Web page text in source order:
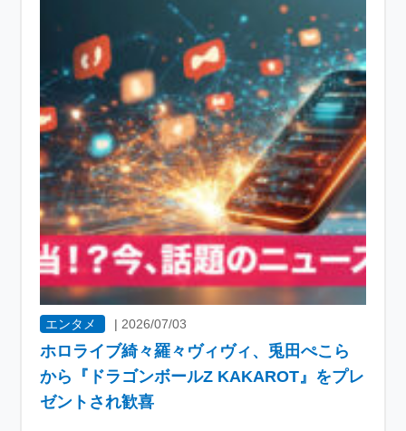
エンタメ | 2026/07/03
ホロライブ綺々羅々ヴィヴィ、兎田ぺこら
から『ドラゴンボールZ KAKAROT』をプレ
ゼントされ歓喜